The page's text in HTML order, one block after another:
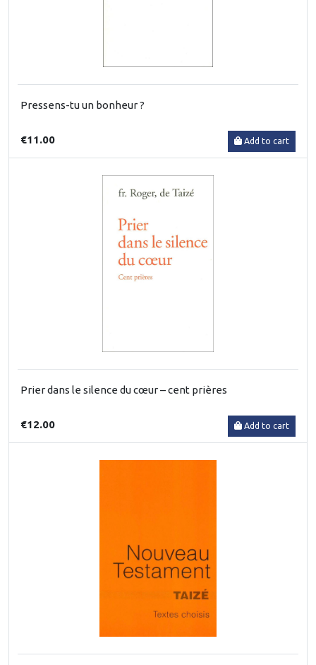
Pressens-tu un bonheur ?
€11.00 Add to cart
Prier dans le silence du cœur – cent prières
€12.00 Add to cart